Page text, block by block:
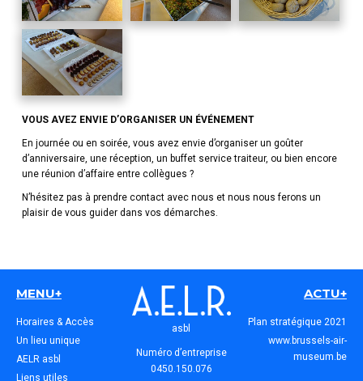
VOUS AVEZ ENVIE D’ORGANISER UN ÉVÉNEMENT
En journée ou en soirée, vous avez envie d’organiser un goûter
d’anniversaire, une réception, un buffet service traiteur, ou bien encore
une réunion d’affaire entre collègues ?
N’hésitez pas à prendre contact avec nous et nous nous ferons un
plaisir de vous guider dans vos démarches.
MENU+
Horaires & Accès
Un lieu unique
AELR asbl
Liens utiles
asbl
Numéro d’entreprise
0450.150.076
ACTU+
Plan stratégique 2021
www.brussels-air-
museum.be